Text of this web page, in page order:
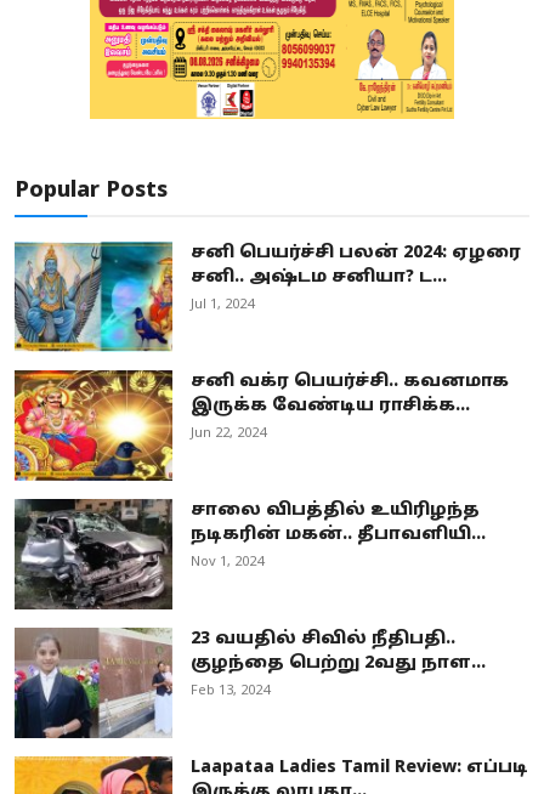
Popular Posts
சனி பெயர்ச்சி பலன் 2024: ஏழரை
சனி.. அஷ்டம சனியா? ட...
Jul 1, 2024
சனி வக்ர பெயர்ச்சி.. கவனமாக
இருக்க வேண்டிய ராசிக்க...
Jun 22, 2024
சாலை விபத்தில் உயிரிழந்த
நடிகரின் மகன்.. தீபாவளியி...
Nov 1, 2024
23 வயதில் சிவில் நீதிபதி..
குழந்தை பெற்று 2வது நாள...
Feb 13, 2024
Laapataa Ladies Tamil Review: எப்படி